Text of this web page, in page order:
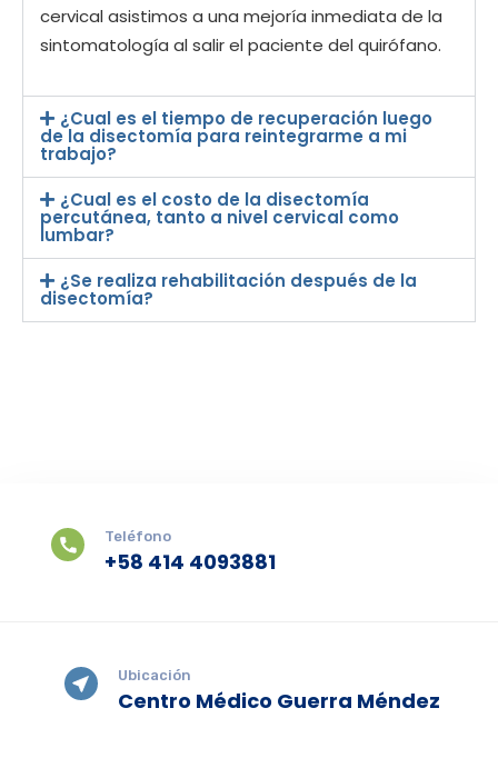
cervical asistimos a una mejoría inmediata de la
sintomatología al salir el paciente del quirófano.
¿Cual es el tiempo de recuperación luego
de la disectomía para reintegrarme a mi
trabajo?
¿Cual es el costo de la disectomía
percutánea, tanto a nivel cervical como
lumbar?
¿Se realiza rehabilitación después de la
disectomía?
Teléfono
+58 414 4093881
Ubicación
Centro Médico Guerra Méndez